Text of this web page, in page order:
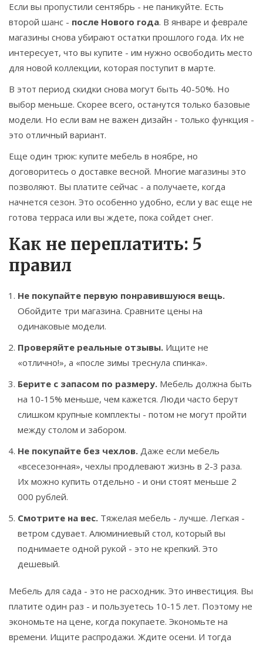
Если вы пропустили сентябрь - не паникуйте. Есть
второй шанс - после Нового года. В январе и феврале
магазины снова убирают остатки прошлого года. Их не
интересует, что вы купите - им нужно освободить место
для новой коллекции, которая поступит в марте.
В этот период скидки снова могут быть 40-50%. Но
выбор меньше. Скорее всего, останутся только базовые
модели. Но если вам не важен дизайн - только функция -
это отличный вариант.
Еще один трюк: купите мебель в ноябре, но
договоритесь о доставке весной. Многие магазины это
позволяют. Вы платите сейчас - а получаете, когда
начнется сезон. Это особенно удобно, если у вас еще не
готова терраса или вы ждете, пока сойдет снег.
Как не переплатить: 5
правил
Не покупайте первую понравившуюся вещь.
Обойдите три магазина. Сравните цены на
одинаковые модели.
Проверяйте реальные отзывы. Ищите не
«отлично!», а «после зимы треснула спинка».
Берите с запасом по размеру. Мебель должна быть
на 10-15% меньше, чем кажется. Люди часто берут
слишком крупные комплекты - потом не могут пройти
между столом и забором.
Не покупайте без чехлов. Даже если мебель
«всесезонная», чехлы продлевают жизнь в 2-3 раза.
Их можно купить отдельно - и они стоят меньше 2
000 рублей.
Смотрите на вес. Тяжелая мебель - лучше. Легкая -
ветром сдувает. Алюминиевый стол, который вы
поднимаете одной рукой - это не крепкий. Это
дешевый.
Мебель для сада - это не расходник. Это инвестиция. Вы
платите один раз - и пользуетесь 10-15 лет. Поэтому не
экономьте на цене, когда покупаете. Экономьте на
времени. Ищите распродажи. Ждите осени. И тогда